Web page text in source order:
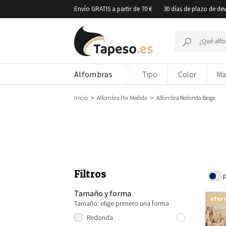
al
Envío GRATIS a partir de 70 € 30 días de plazo de
por:
Alfombras Tipo Color
Inicio Alfombra Por Medida Alfombra Redonda Beige
Filtros
Tamaño y forma
Tamaño: elige primero una forma
Redonda